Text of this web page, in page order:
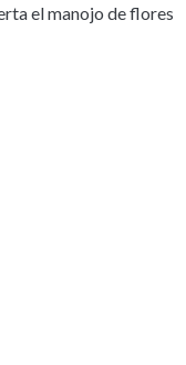
el manojo de flores